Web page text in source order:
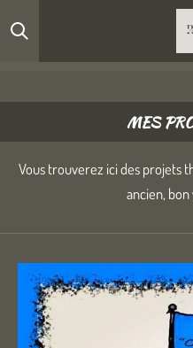
Passer
MES
Vous trouverez ici des projets
ancien,